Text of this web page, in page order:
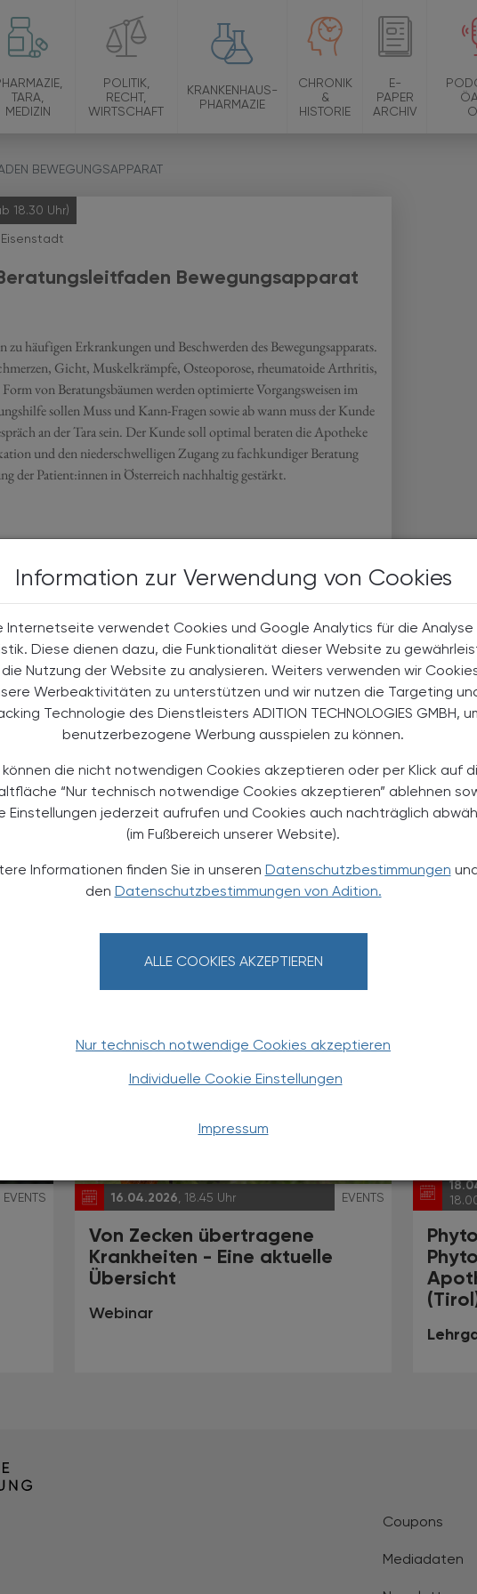
Information zur Verwendung von Cookies
Internetseite verwendet Cookies und Google Analytics für die Analyse
Diese dienen dazu, die Funktionalität dieser Website zu
Nutzung der Website zu analysieren. Weiters verwenden wir
Werbeaktivitäten zu unterstützen und wir nutzen die Targeting
Technologie des Dienstleisters ADITION TECHNOLOGIES GMBH,
benutzerbezogene Werbung ausspielen zu können.
können die nicht notwendigen Cookies akzeptieren oder per Klick auf
“Nur technisch notwendige Cookies akzeptieren” ablehnen
Einstellungen jederzeit aufrufen und Cookies auch nachträglich
(im Fußbereich unserer Website).
Informationen finden Sie in unseren Datenschutzbestimmungen
den Datenschutzbestimmungen von Adition.
ALLE COOKIES AKZEPTIEREN
Nur technisch notwendige Cookies akzeptieren
Individuelle Cookie Einstellungen
Impressum
TARA,
MEDIZIN
POLITIK,
RECHT,
WIRTSCHAFT
KRANKENHAUS-
PHARMAZIE
CHRONIK
&
HISTORIE
E-
PAPER
ARCHIV
BEWEGUNGSAPPARAT
18.30 Uhr)
Bewegungsapparat
häufigen Erkrankungen und Beschwerden des Bewegungsapparats.
Gicht, Muskelkrämpfe, Osteoporose, rheumatoide Arthritis,
von Beratungsbäumen werden optimierte Vorgangsweisen im
sollen Muss und Kann-Fragen sowie ab wann muss der Kunde
an der Tara sein. Der Kunde soll optimal beraten die Apotheke
und den niederschwelligen Zugang zu fachkundiger Beratung
der Patient:innen in Österreich nachhaltig gestärkt.
finden Sie hier!
EVENTS 15.04.2026, 19.00 Uhr EVENTS
Arbeitskreis für Apothekerinnen und
Apotheker (4 AFP)
EVENTS 16.04.2026 , 18.45 Uhr EVENTS
Von Zecken übertragene
Krankheiten - Eine aktuelle
Übersicht
Webinar
Coupons
Mediadaten